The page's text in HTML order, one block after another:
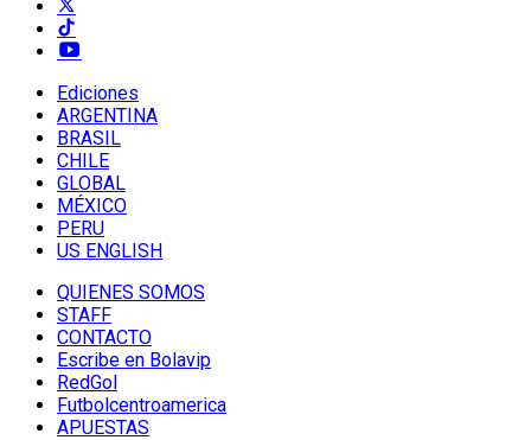
Ediciones
ARGENTINA
BRASIL
CHILE
GLOBAL
MÉXICO
PERU
US ENGLISH
QUIENES SOMOS
STAFF
CONTACTO
Escribe en Bolavip
RedGol
Futbolcentroamerica
APUESTAS